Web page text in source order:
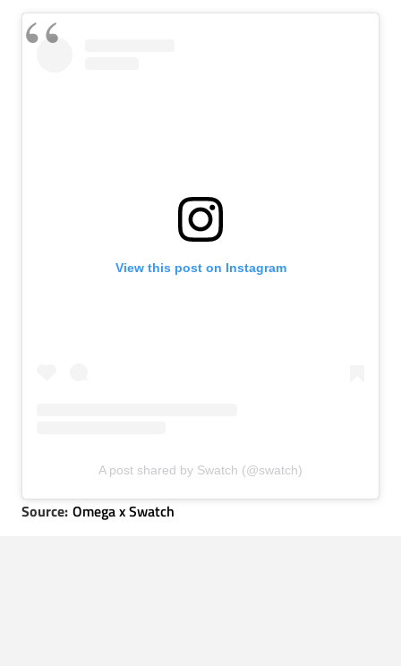
View this post on Instagram
A post shared by Swatch (@swatch)
Source: Omega x Swatch